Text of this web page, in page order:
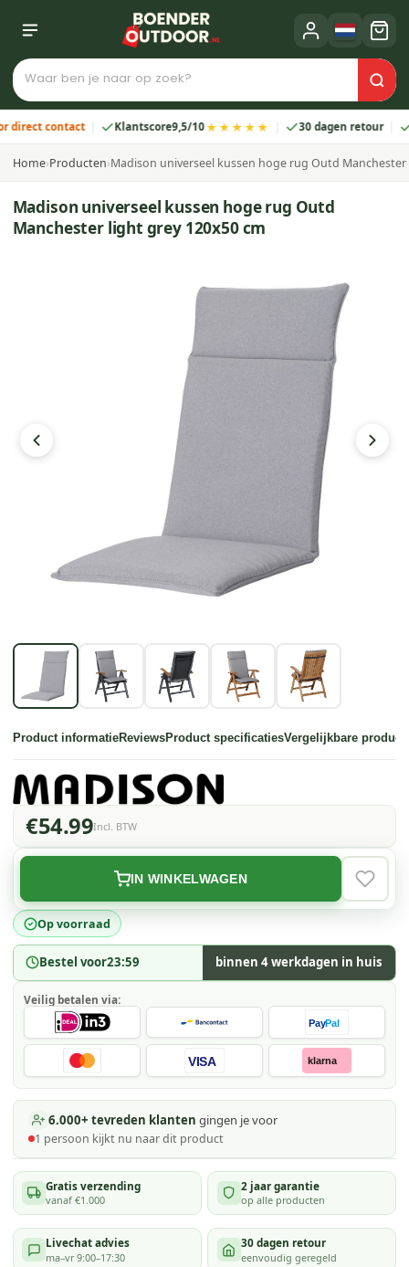
contact Klantscore9,5/10★★★★★ 30 dagen retour 2
Home›Producten›Madison universeel kussen hoge rug Outd
Madison universeel kussen hoge rug Outd
Manchester light grey 120x50 cm
Product informatieReviewsProduct specificatiesVergelijkbare
€54.99Incl. BTW
Op voorraad
Bestel voor23:59 binnen 4 werkdagen in huis
IN WINKELWAGEN
Veilig betalen via:
PayPal
VISA klarna
6.000+ tevreden klanten gingen je voor
1 persoon kijkt nu naar dit product
Gratis verzending
vanaf €1.000
2 jaar garantie
op alle producten
Livechat advies
ma–vr 9:00–17:30
30 dagen retour
eenvoudig geregeld